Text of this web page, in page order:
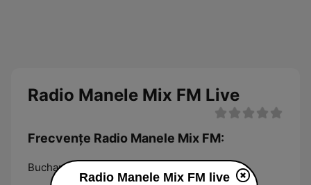
Radio Manele Mix FM Live
Frecvențe Radio Manele Mix FM:
Bucharest:
Radio Manele Mix FM live